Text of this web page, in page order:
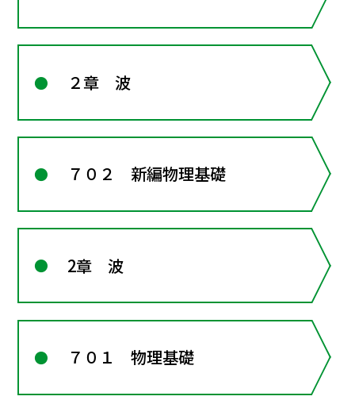
２章 波
７０２ 新編物理基礎
2章 波
７０１ 物理基礎